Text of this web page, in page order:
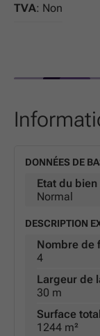
TVA: Non
DONNÉES DE
Etat du bien
Normal
DESCRIPTION
Nombre de
4
Largeur de
30 m
Surface
1244 m²